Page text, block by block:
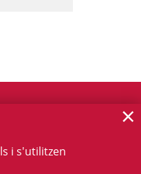
i s'utilitzen
×